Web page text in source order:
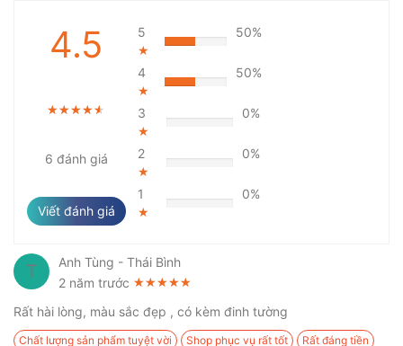
4.5
★★★★★
★★★★★
★★★★★
6 đánh giá
Viết đánh giá
5
★
50%
4
★
50%
3
★
0%
2
★
0%
1
★
0%
T
Anh Tùng - Thái Bình
2 năm trước ★★★★★
★★★★★
★★★★★
Rất hài lòng, màu sắc đẹp , có kèm đinh tường
Chất lượng sản phẩm tuyệt vời Shop phục vụ rất tốt Rất đáng tiền